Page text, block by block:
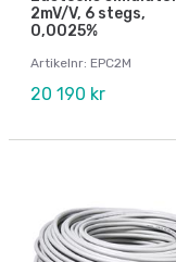
2mV/V, 6 stegs,
0,0025%
Artikelnr: EPC2M
20 190 kr